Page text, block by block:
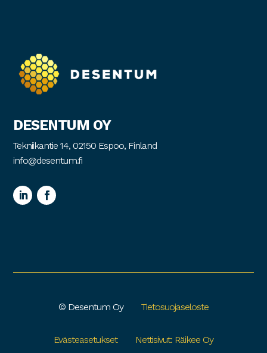
DESENTUM OY
Tekniikantie 14, 02150 Espoo, Finland
info@desentum.fi
© Desentum Oy Tietosuojaseloste
Evästeasetukset Nettisivut: Räikee Oy